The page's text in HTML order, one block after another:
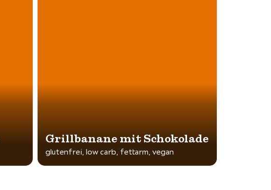
Grillbanane mit Schokolade
glutenfrei, low carb, fettarm, vegan